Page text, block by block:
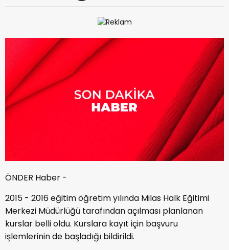
ÖNDER Haber -
2015 - 2016 eğitim öğretim yılında Milas Halk Eğitimi
Merkezi Müdürlüğü tarafından açılması planlanan
kurslar belli oldu. Kurslara kayıt için başvuru
işlemlerinin de başladığı bildirildi.